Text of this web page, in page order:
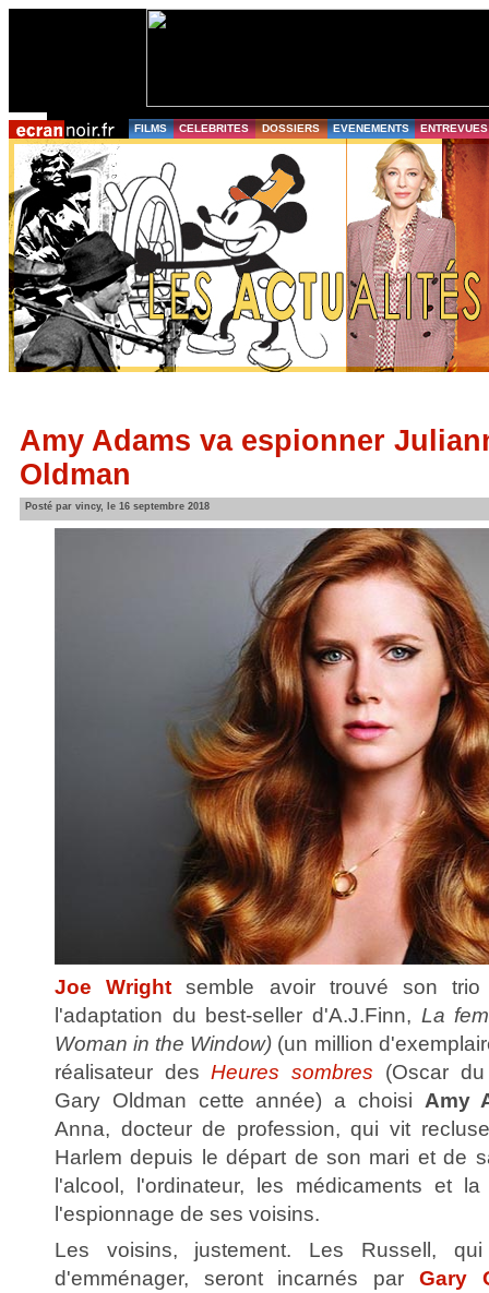
FILMS CELEBRITES DOSSIERS EVENEMENTS ENTREVUES
Amy Adams va espionner
Oldman
Posté par vincy, le 16 septembre 2018
Joe Wright semble avoir trouvé son
l'adaptation du best-seller d'A.J.Finn, La
Woman in the Window) (un million
réalisateur desHeures sombres (Oscar
Gary Oldman cette année) a choisi Amy
Anna, docteur de profession, qui vit
Harlem depuis le départ de son mari et de
l'alcool, l'ordinateur, les médicaments et
l'espionnage de ses voisins.
Les voisins, justement. Les Russell,
d'emménager, seront incarnés par Gary